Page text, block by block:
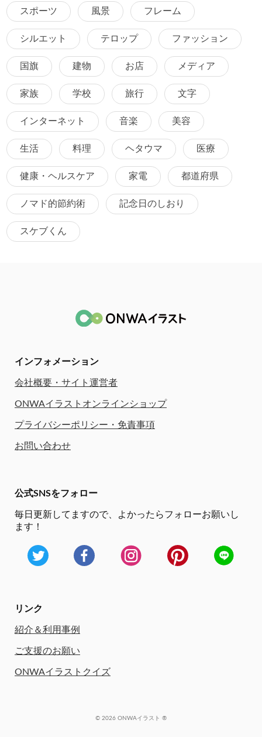
スポーツ 風景 フレーム
シルエット テロップ ファッション
国旗 建物 お店 メディア
家族 学校 旅行 文字
インターネット 音楽 美容
生活 料理 ヘタウマ 医療
健康・ヘルスケア 家電 都道府県
ノマド的節約術 記念日のしおり
スケブくん
インフォメーション
会社概要・サイト運営者
ONWAイラストオンラインショップ
プライバシーポリシー・免責事項
お問い合わせ
公式SNSをフォロー
毎日更新してますので、
よかったらフォローお願いし
ます！
リンク
紹介＆利用事例
ご支援のお願い
ONWAイラストクイズ
© 2026 ONWAイラスト ®